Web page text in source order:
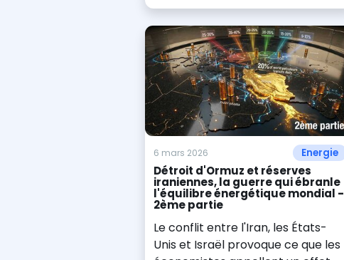
6 mars 2026 Energie
Détroit d'Ormuz et réserves
iraniennes, la guerre qui ébranle
l'équilibre énergétique mondial -
2ème partie
Le conflit entre l'Iran, les États-
Unis et Israël provoque ce que les